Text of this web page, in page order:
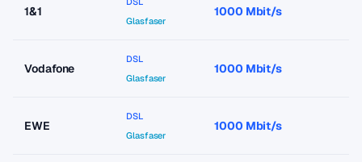
1&1
Glasfaser
1000 Mbit/s
Vodafone
DSL
Glasfaser
1000 Mbit/s
EWE
DSL
Glasfaser
1000 Mbit/s